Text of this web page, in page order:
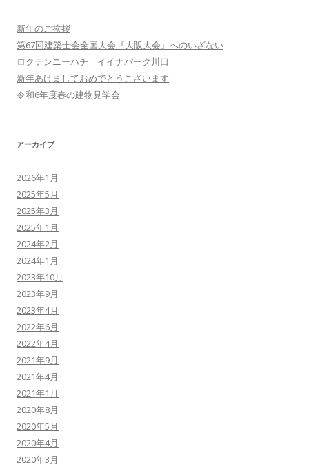
新年のご挨拶
第67回建築士会全国大会『大阪大会』へのいざない
ロクテンニーハチ イイナパーク川口
新年あけましておめでとうございます
令和6年度春の建物見学会
アーカイブ
2026年1月
2025年5月
2025年3月
2025年1月
2024年2月
2024年1月
2023年10月
2023年9月
2023年4月
2022年6月
2022年4月
2021年9月
2021年4月
2021年1月
2020年8月
2020年5月
2020年4月
2020年3月